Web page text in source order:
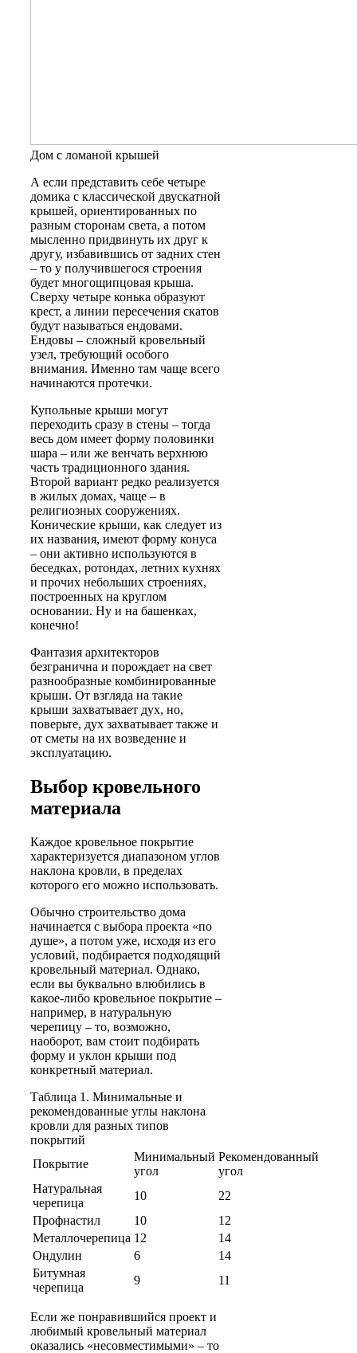
Дом с ломаной крышей
А если представить себе четыре
домика с классической двускатной
крышей, ориентированных по
разным сторонам света, а потом
мысленно придвинуть их друг к
другу, избавившись от задних стен
– то у получившегося строения
будет многощипцовая крыша.
Сверху четыре конька образуют
крест, а линии пересечения скатов
будут называться ендовами.
Ендовы – сложный кровельный
узел, требующий особого
внимания. Именно там чаще всего
начинаются протечки.
Купольные крыши могут
переходить сразу в стены – тогда
весь дом имеет форму половинки
шара – или же венчать верхнюю
часть традиционного здания.
Второй вариант редко реализуется
в жилых домах, чаще – в
религиозных сооружениях.
Конические крыши, как следует из
их названия, имеют форму конуса
– они активно используются в
беседках, ротондах, летних кухнях
и прочих небольших строениях,
построенных на круглом
основании. Ну и на башенках,
конечно!
Фантазия архитекторов
безгранична и порождает на свет
разнообразные комбинированные
крыши. От взгляда на такие
крыши захватывает дух, но,
поверьте, дух захватывает также и
от сметы на их возведение и
эксплуатацию.
Выбор кровельного
материала
Каждое кровельное покрытие
характеризуется диапазоном углов
наклона кровли, в пределах
которого его можно использовать.
Обычно строительство дома
начинается с выбора проекта «по
душе», а потом уже, исходя из его
условий, подбирается подходящий
кровельный материал. Однако,
если вы буквально влюбились в
какое-либо кровельное покрытие –
например, в натуральную
черепицу – то, возможно,
наоборот, вам стоит подбирать
форму и уклон крыши под
конкретный материал.
Таблица 1. Минимальные и
рекомендованные углы наклона
кровли для разных типов
покрытий
Покрытие
Минимальный
угол
Рекомендованный
угол
Натуральная
черепица
10
22
Профнастил
10
12
Металлочерепица 12
14
Ондулин
6
14
Битумная
черепица
9 11
Если же понравившийся проект и
любимый кровельный материал
оказались «несовместимыми» – то